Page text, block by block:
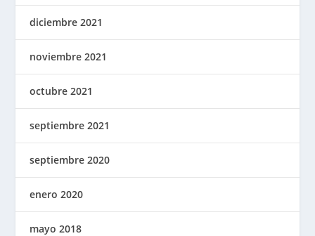
diciembre 2021
noviembre 2021
octubre 2021
septiembre 2021
septiembre 2020
enero 2020
mayo 2018